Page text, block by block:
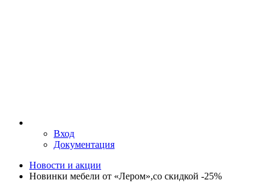
Вход
Документация
Новости и акции
Новинки мебели от «Лером»,со скидкой -25%